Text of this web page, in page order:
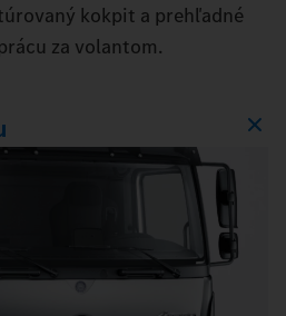
kokpit a prehľadné
za volantom.